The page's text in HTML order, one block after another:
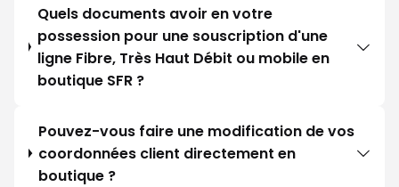
Quels documents avoir en votre
possession pour une souscription d'une
ligne Fibre, Très Haut Débit ou mobile en
boutique SFR ?
Pouvez-vous faire une modification de vos
coordonnées client directement en
boutique ?